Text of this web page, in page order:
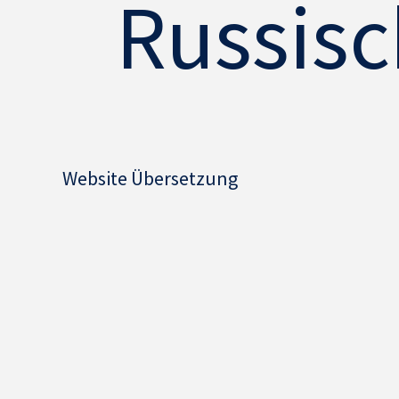
Website Übersetzung